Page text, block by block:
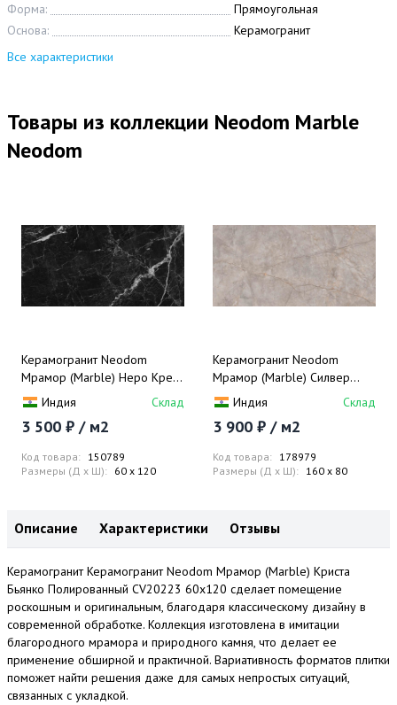
Форма:
Прямоугольная
Основа:
Керамогранит
Все характеристики
Товары из коллекции Neodom Marble
Neodom
Керамогранит Neodom
Мрамор (Marble) Неро Крета
Полированный CV20202
60x120
Индия Склад
3 500 ₽ / м2
Код товара: 150789
Размеры (Д x Ш): 60 x 120
Керамогранит Neodom
Мрамор (Marble) Силвер
Ривер Карвинг N20501
80x160
Индия Склад
3 900 ₽ / м2
Код товара: 178979
Размеры (Д x Ш): 160 x 80
Описание Характеристики Отзывы
Керамогранит Керамогранит Neodom Мрамор (Marble) Криста
Бьянко Полированный CV20223 60x120 сделает помещение
роскошным и оригинальным, благодаря классическому дизайну в
современной обработке. Коллекция изготовлена в имитации
благородного мрамора и природного камня, что делает ее
применение обширной и практичной. Вариативность форматов плитки
поможет найти решения даже для самых непростых ситуаций,
связанных с укладкой.